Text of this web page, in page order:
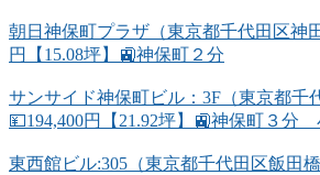
朝日神保町プラザ（東京都千代田区神
円【15.08坪】🚉神保町２分
サンサイド神保町ビル：3F（東京都千
💴194,400円【21.92坪】🚉神保町３分
東西館ビル:305（東京都千代田区飯田